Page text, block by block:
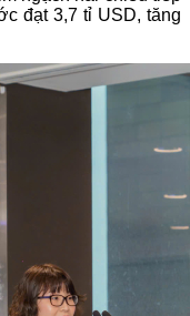
đạt 3,7 tỉ USD, tăng